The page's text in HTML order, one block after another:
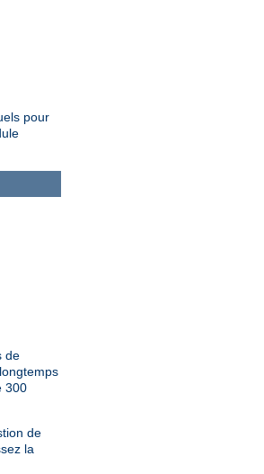
pour
de
300
de
la